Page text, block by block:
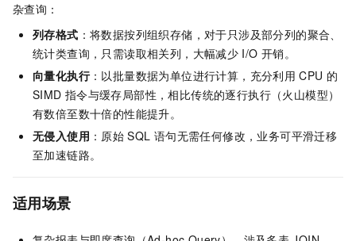
杂查询：
列存格式 ：将数据按列组织存储，对于只涉及部分列的聚合、
统计类查询，只需读取相关列，大幅减少 I/O 开销。
向量化执行：以批量数据为单位进行计算，充分利用 CPU 的
SIMD 指令与缓存局部性，相比传统的逐行执行（火山模型）
有数倍至数十倍的性能提升。
无侵入使用 ：原始 SQL 语句无需任何修改，业务可平滑迁移
至加速链路。
适用场景